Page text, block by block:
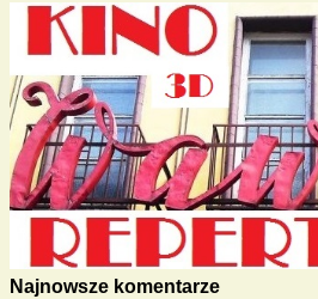
Najnowsze komentarze